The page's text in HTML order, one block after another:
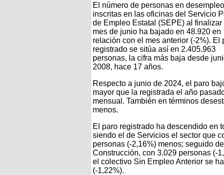
El número de personas en desempleo
inscritas en las oficinas del Servicio
de Empleo Estatal (SEPE) al finalizar
mes de junio ha bajado en 48.920 en
relación con el mes anterior (-2%). El
registrado se sitúa así en 2.405.963
personas, la cifra más baja desde
2008, hace 17 años.
Respecto a junio de 2024, el paro
mayor que la registrada el año
mensual. También en términos
menos.
El paro registrado ha descendido en
siendo el de Servicios el sector que
personas (-2,16%) menos; seguido
Construcción, con 3.029 personas (-
el colectivo Sin Empleo Anterior se
(-1,22%).